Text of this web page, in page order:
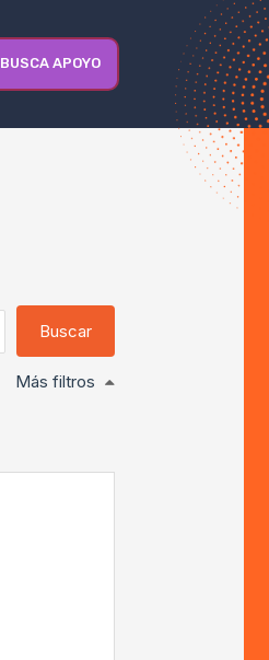
BUSCA APOYO
Más filtros